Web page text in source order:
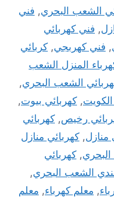
الشعب البحري, فني
, فني كهربائي
, فني كهربجي, كربائي
المنزل الشعب
الشعب البحري,
, كهربائي بيوت,
رخيص, كهربائي
منازل, كهربائي منازل
, كهربائي
الشعب البحري,
, معلم كهرباء, معلم